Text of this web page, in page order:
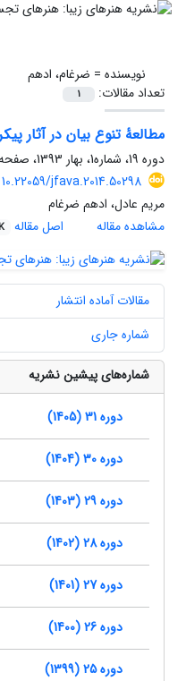
نویسنده = ضرغام، ادهم
تعداد مقالات:
1
مطالعۀ تنوع بیان در آثار
دوره 19، شماره1، بهار 1393، صفحه
10.22059/jfava.2014.50298
مریم عادل، ادهم ضرغام
مشاهده مقاله
اصل مقاله
مقالات آماده انتشار
شماره جاری
شماره‌های پیشین نشریه
دوره 31 (1405)
دوره 30 (1404)
دوره 29 (1403)
دوره 28 (1402)
دوره 27 (1401)
دوره 26 (1400)
دوره 25 (1399)